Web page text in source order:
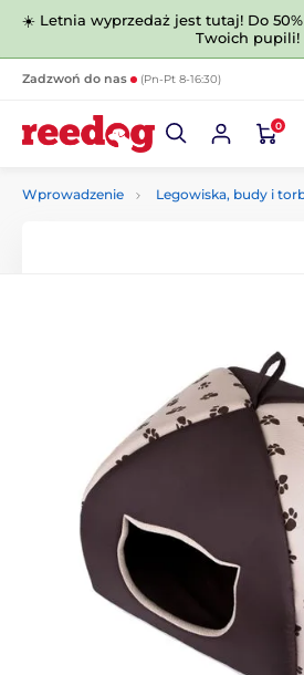
☀️ Letnia wyprzedaż jest tutaj! Do
Twoich pupili!
Zadzwoń do nas (Pn-Pt 8-16:30)
0
Wprowadzenie Legowiska, budy i